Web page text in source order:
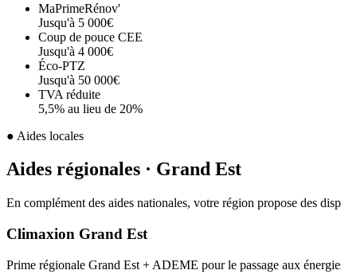
MaPrimeRénov'
Jusqu'à 5 000€
Coup de pouce CEE
Jusqu'à 4 000€
Éco-PTZ
Jusqu'à 50 000€
TVA réduite
5,5% au lieu de 20%
● Aides locales
Aides régionales · Grand Est
En complément des aides nationales, votre région propose des
Climaxion Grand Est
Prime régionale Grand Est + ADEME pour le passage aux